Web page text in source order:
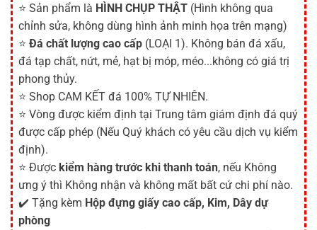
⭐ Sản phẩm là HÌNH CHỤP THẬT (Hình không qua
chỉnh sửa, không dùng hình ảnh minh họa trên mạng)
⭐ Đá chất lượng cao cấp (LOẠI 1). Không bán đá xấu,
đá tạp chất, nứt, mẻ, hạt bị móp, méo...không có giá trị
phong thủy.
⭐ Shop CAM KẾT đá 100% TỰ NHIÊN.
⭐ Vòng được kiểm định tại Trung tâm giám định đá quý
được cấp phép (Nếu Quý khách có yêu cầu dịch vụ kiểm
định).
⭐ Được kiểm hàng trước khi thanh toán, nếu Không
ưng ý thì Không nhận và không mất bất cứ chi phí nào.
✔️ Tặng kèm Hộp đựng giấy cao cấp, Kim, Dây dự
phòng